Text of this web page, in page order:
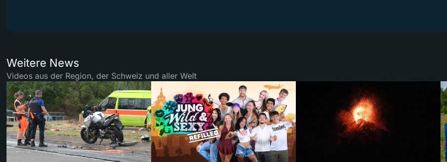
Weitere News
Videos aus der Region, der Schweiz und aller Welt